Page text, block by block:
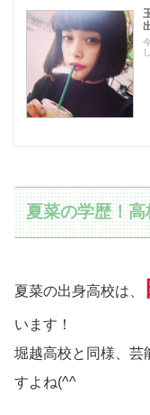
夏菜の学歴！
夏菜の出身高校は、
います！
堀越高校と同様、芸
すよね(^^